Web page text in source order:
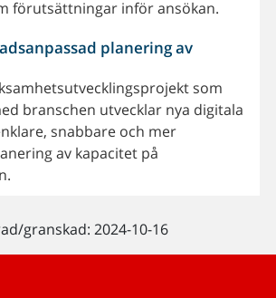
förutsättningar inför ansökan.
planering av
som
branschen utvecklar nya digitala
snabbare och mer
av kapacitet på
granskad: 2024-10-16